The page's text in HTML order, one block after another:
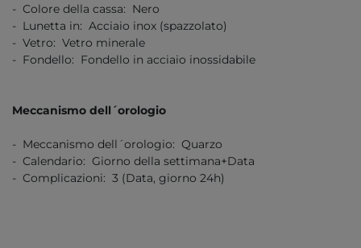
- Colore della cassa: Nero
- Lunetta in: Acciaio inox (spazzolato)
- Vetro: Vetro minerale
- Fondello: Fondello in acciaio inossidabile
Meccanismo dell´orologio
- Meccanismo dell´orologio: Quarzo
- Calendario: Giorno della settimana+Data
- Complicazioni: 3 (Data, giorno 24h)